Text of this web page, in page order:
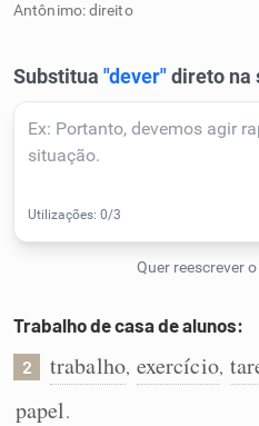
Cata-letras
Conexões
Caça-palavras
Antônimo: direito
Trabalho de casa de alunos:
2 trabalho, exercício,
papel.